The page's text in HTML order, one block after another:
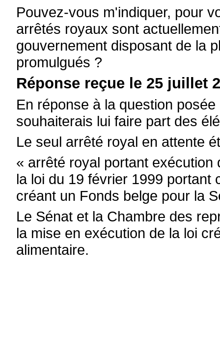
Pouvez-vous m'indiquer, pour
arrêtés royaux sont
gouvernement disposant de la
promulgués ?
Réponse reçue le 25 juillet
En réponse à la question
souhaiterais lui faire part des
Le seul arrêté royal en attente
« arrêté royal portant
la loi du 19 février 1999 portant
créant un Fonds belge pour la
Le Sénat et la Chambre des
la mise en exécution de la loi
alimentaire.